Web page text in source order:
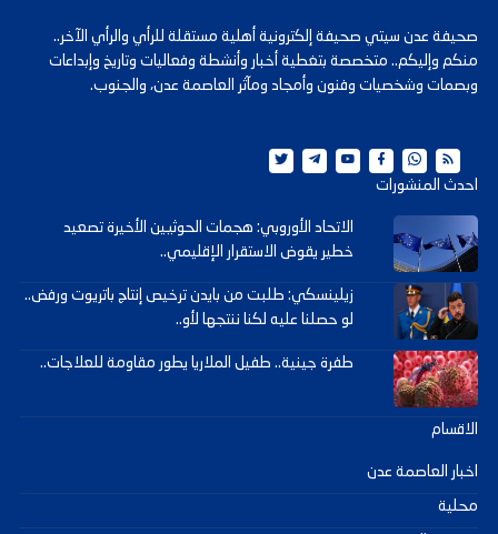
صحيفة عدن سيتي صحيفة إلكترونية أهلية مستقلة للرأي والرأي الآخر..
منكم وإليكم.. متخصصة بتغطية أخبار وأنشطة وفعاليات وتاريخ وإبداعات
وبصمات وشخصيات وفنون وأمجاد ومآثر العاصمة عدن، والجنوب.
احدث المنشورات
الاتحاد الأوروبي: هجمات الحوثيين الأخيرة تصعيد
خطير يقوض الاستقرار الإقليمي..
زيلينسكي: طلبت من بايدن ترخيص إنتاج باتريوت ورفض..
لو حصلنا عليه لكنا ننتجها لأو..
طفرة جينية.. طفيل الملاريا يطور مقاومة للعلاجات..
الاقسام
اخبار العاصمة عدن
محلية